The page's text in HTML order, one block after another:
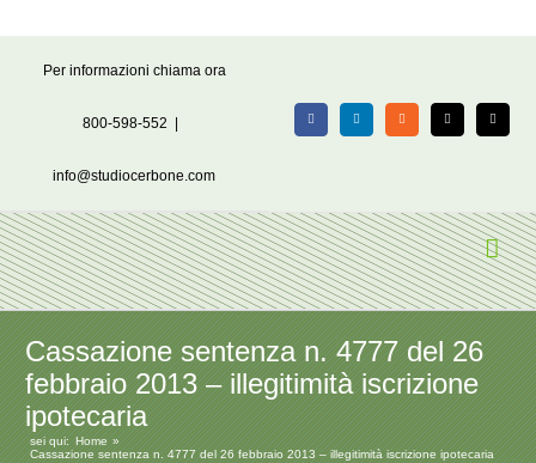
Per informazioni chiama ora
800-598-552
info@studiocerbone.com
FacebookLinkedIn Rss X Email
Cassazione sentenza n. 4777 del 26
febbraio 2013 – illegitimità iscrizione
ipotecaria
sei qui:
Home
Cassazione sentenza n. 4777 del 26 febbraio 2013 – illegitimità iscrizione ipotecaria